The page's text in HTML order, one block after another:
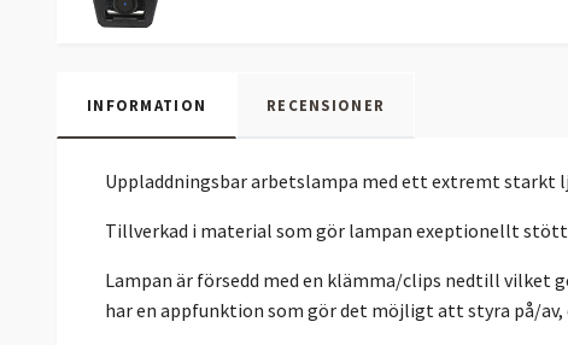
INFORMATION RECENSIONER
Uppladdningsbar arbetslampa med ett extremt starkt
Tillverkad i material som gör lampan exeptionellt
Lampan är försedd med en klämma/clips nedtill
har en appfunktion som gör det möjligt att styra på/